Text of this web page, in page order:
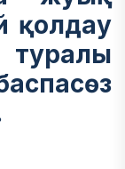
қолдау